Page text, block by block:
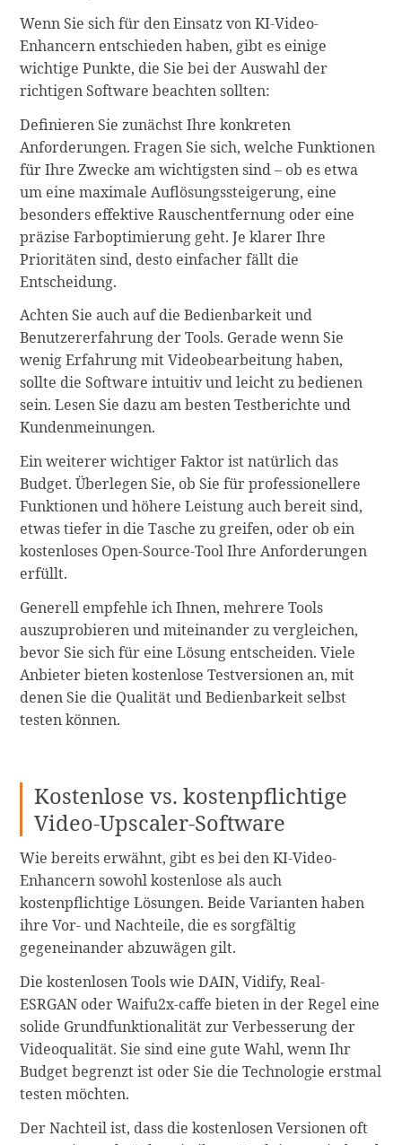
Wenn Sie sich für den Einsatz von KI-Video-
Enhancern entschieden haben, gibt es einige
wichtige Punkte, die Sie bei der Auswahl der
richtigen Software beachten sollten:
Definieren Sie zunächst Ihre konkreten
Anforderungen. Fragen Sie sich, welche Funktionen
für Ihre Zwecke am wichtigsten sind – ob es etwa
um eine maximale Auflösungssteigerung, eine
besonders effektive Rauschentfernung oder eine
präzise Farboptimierung geht. Je klarer Ihre
Prioritäten sind, desto einfacher fällt die
Entscheidung.
Achten Sie auch auf die Bedienbarkeit und
Benutzererfahrung der Tools. Gerade wenn Sie
wenig Erfahrung mit Videobearbeitung haben,
sollte die Software intuitiv und leicht zu bedienen
sein. Lesen Sie dazu am besten Testberichte und
Kundenmeinungen.
Ein weiterer wichtiger Faktor ist natürlich das
Budget. Überlegen Sie, ob Sie für professionellere
Funktionen und höhere Leistung auch bereit sind,
etwas tiefer in die Tasche zu greifen, oder ob ein
kostenloses Open-Source-Tool Ihre Anforderungen
erfüllt.
Generell empfehle ich Ihnen, mehrere Tools
auszuprobieren und miteinander zu vergleichen,
bevor Sie sich für eine Lösung entscheiden. Viele
Anbieter bieten kostenlose Testversionen an, mit
denen Sie die Qualität und Bedienbarkeit selbst
testen können.
Kostenlose vs. kostenpflichtige
Video-Upscaler-Software
Wie bereits erwähnt, gibt es bei den KI-Video-
Enhancern sowohl kostenlose als auch
kostenpflichtige Lösungen. Beide Varianten haben
ihre Vor- und Nachteile, die es sorgfältig
gegeneinander abzuwägen gilt.
Die kostenlosen Tools wie DAIN, Vidify, Real-
ESRGAN oder Waifu2x-caffe bieten in der Regel eine
solide Grundfunktionalität zur Verbesserung der
Videoqualität. Sie sind eine gute Wahl, wenn Ihr
Budget begrenzt ist oder Sie die Technologie erstmal
testen möchten.
Der Nachteil ist, dass die kostenlosen Versionen oft